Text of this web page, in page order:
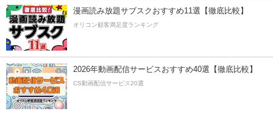
漫画読み放題サブスクおすすめ11選【徹底比較】
オリコン顧客満足度ランキング
2026年動画配信サービスおすすめ40選【徹底比較】
CS動画配信サービス20選